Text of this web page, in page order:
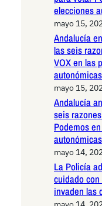
elecciones
mayo 15,
Andalucía
las seis
VOX en las
autonómicas
mayo 15,
Andalucía
seis
Podemos
autonómicas
mayo 14,
La Policía
cuidado
invaden las